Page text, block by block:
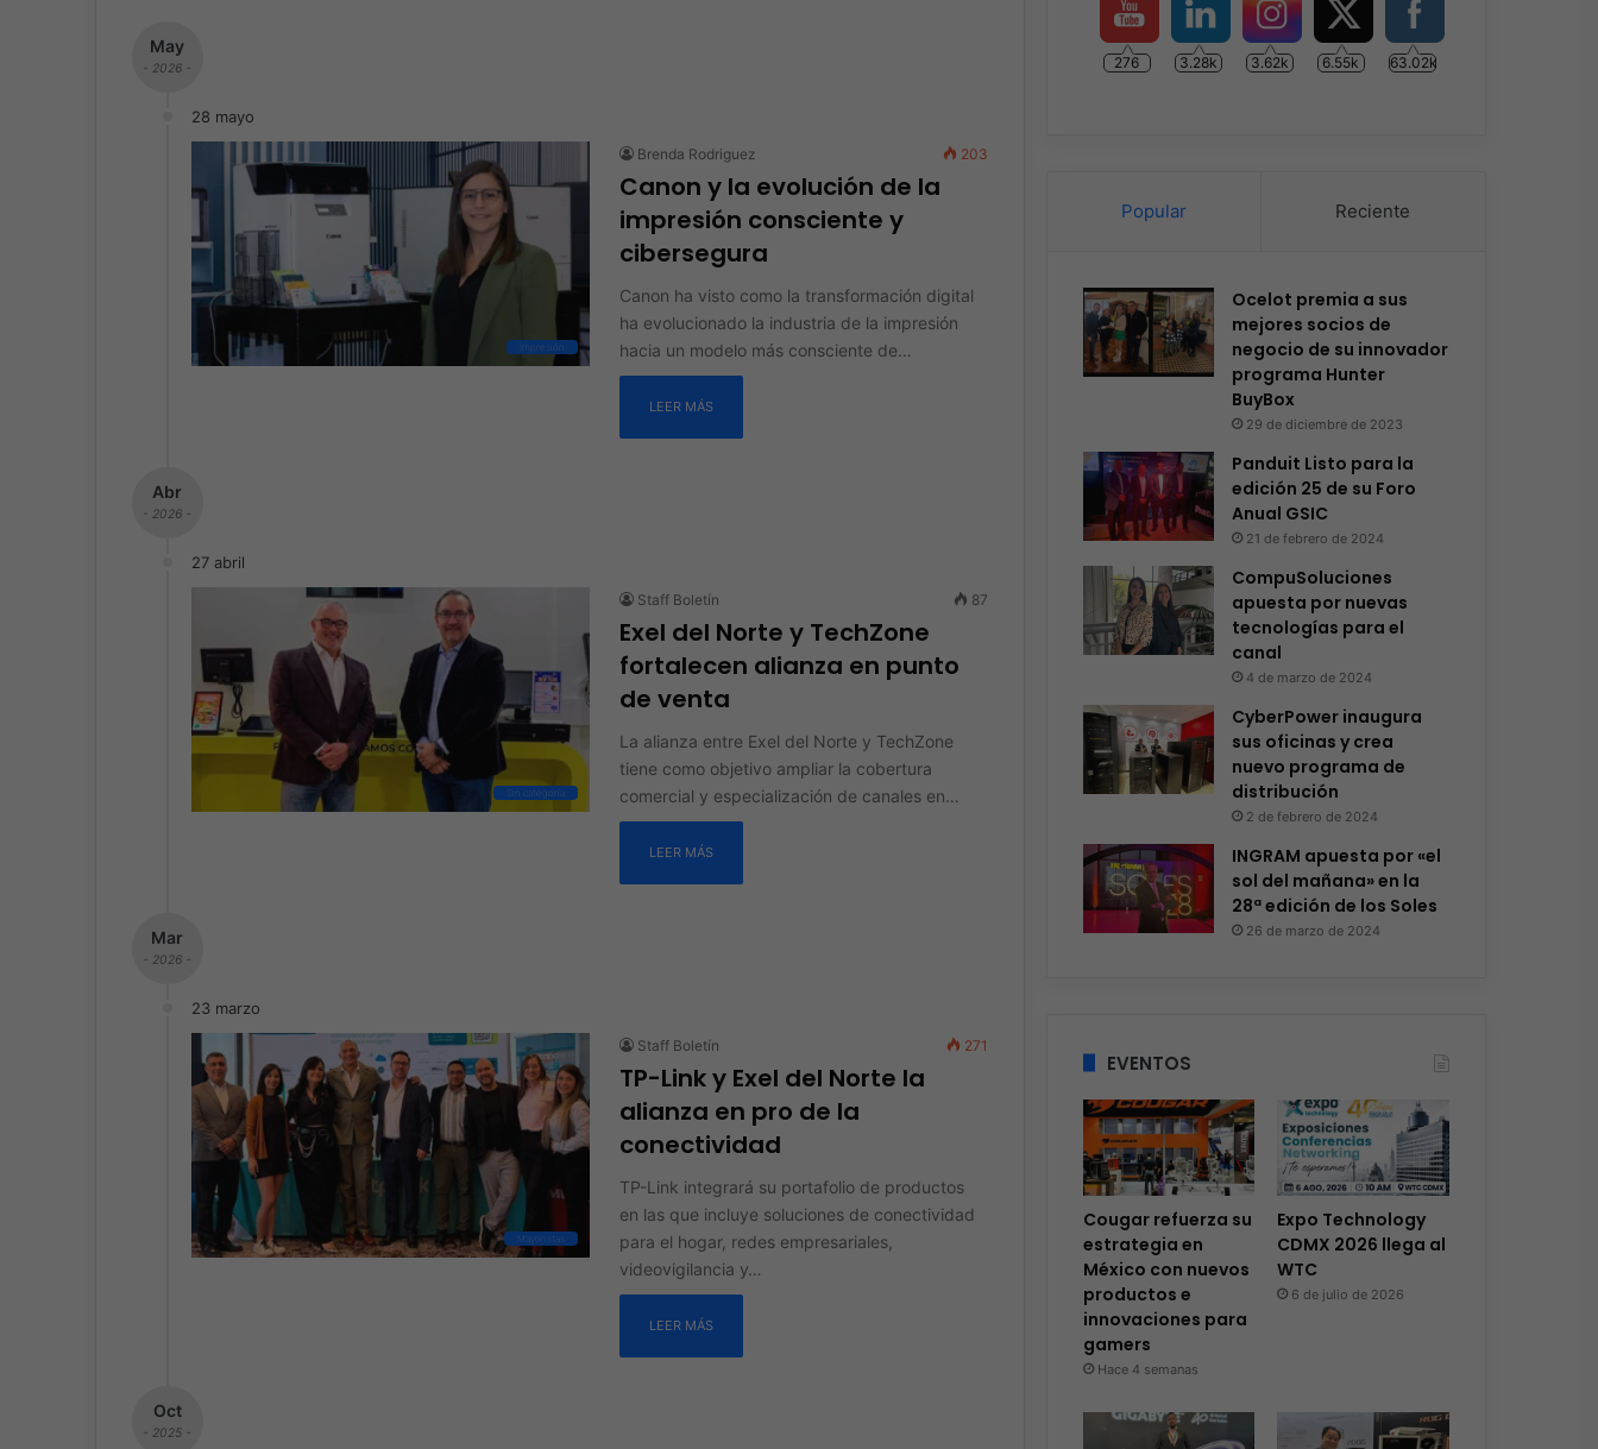
May
- 2026 -
28 mayo
Impresión
Brenda Rodriguez 203
Canon y la evolución de la
impresión consciente y
cibersegura
Canon ha visto como la transformación digital
ha evolucionado la industria de la impresión
hacia un modelo más consciente de…
LEER MÁS
Abr
- 2026 -
27 abril
Sin categoría
Staff Boletín 87
Exel del Norte y TechZone
fortalecen alianza en punto
de venta
La alianza entre Exel del Norte y TechZone
tiene como objetivo ampliar la cobertura
comercial y especialización de canales en…
LEER MÁS
Mar
- 2026 -
23 marzo
Mayoristas
Staff Boletín 271
TP-Link y Exel del Norte la
alianza en pro de la
conectividad
TP-Link integrará su portafolio de productos
en las que incluye soluciones de conectividad
para el hogar, redes empresariales,
videovigilancia y…
LEER MÁS
Oct
- 2025 -
276 3.28k 3.62k 6.55k 63.02k
Popular Reciente
Ocelot premia a sus
mejores socios de
negocio de su innovador
programa Hunter
BuyBox
29 de diciembre de 2023
Panduit Listo para la
edición 25 de su Foro
Anual GSIC
21 de febrero de 2024
CompuSoluciones
apuesta por nuevas
tecnologías para el
canal
4 de marzo de 2024
CyberPower inaugura
sus oficinas y crea
nuevo programa de
distribución
2 de febrero de 2024
INGRAM apuesta por «el
sol del mañana» en la
28ª edición de los Soles
26 de marzo de 2024
EVENTOS
Cougar refuerza su
estrategia en
México con nuevos
productos e
innovaciones para
gamers
Hace 4 semanas
Expo Technology
CDMX 2026 llega al
WTC
6 de julio de 2026